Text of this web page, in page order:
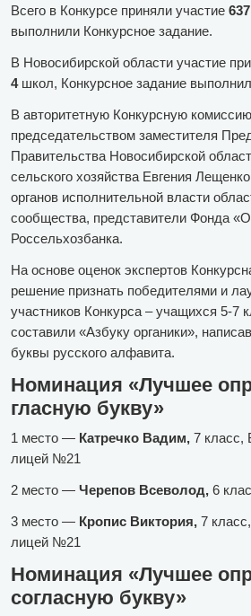
Всего в Конкурсе приняли участие 637
выполнили Конкурсное задание.
В Новосибирской области участие
4школ, Конкурсное задание
В авторитетную Конкурсную
председательством заместителя
Правительства Новосибирской
сельского хозяйства Евгения
органов исполнительной власти
сообщества, представители Фонда
Россельхозбанка.
На основе оценок экспертов
решение признать победителями и
участников Конкурса – учащихся 5-7
составили «Азбуку органики»,
буквы русского алфавита.
Номинация «Лучшее
гласную букву»
1 место — Катречко Вадим, 7 класс,
лицей №21
2 место — Черепов Всеволод, 6
3 место — Кропис Виктория, 7
лицей №21
Номинация «Лучшее
согласную букву»